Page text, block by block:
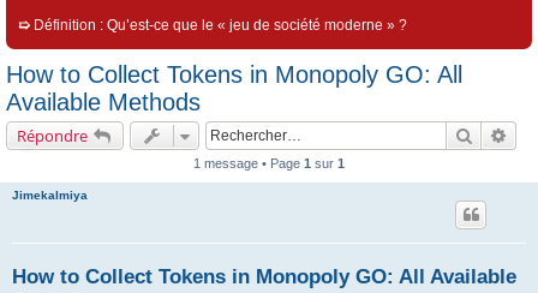
➯ Définition : Qu’est-ce que le « jeu de société moderne » ?
How to Collect Tokens in Monopoly GO: All
Available Methods
Répondre
1 message • Page 1 sur 1
Jimekalmiya
How to Collect Tokens in Monopoly GO: All Available